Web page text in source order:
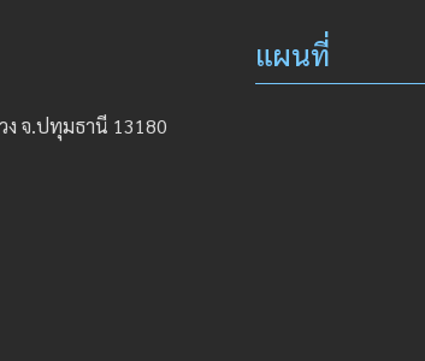
จ.ปทุมธานี 13180
แผนที่